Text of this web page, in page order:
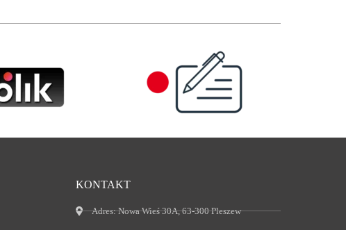
KONTAKT
Adres:Nowa Wieś 30A, 63-300 Pleszew